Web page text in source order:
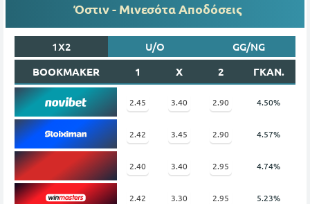
Όστιν - Μινεσότα Αποδόσεις
1X2 U/O
GG/NG
BOOKMAKER
1 X 2 ΓΚΑΝ.
2.45 3.40 2.90 4.50%
2.42 3.45 2.90 4.57%
2.40 3.40 2.95 4.74%
2.42 3.30 2.95 5.23%